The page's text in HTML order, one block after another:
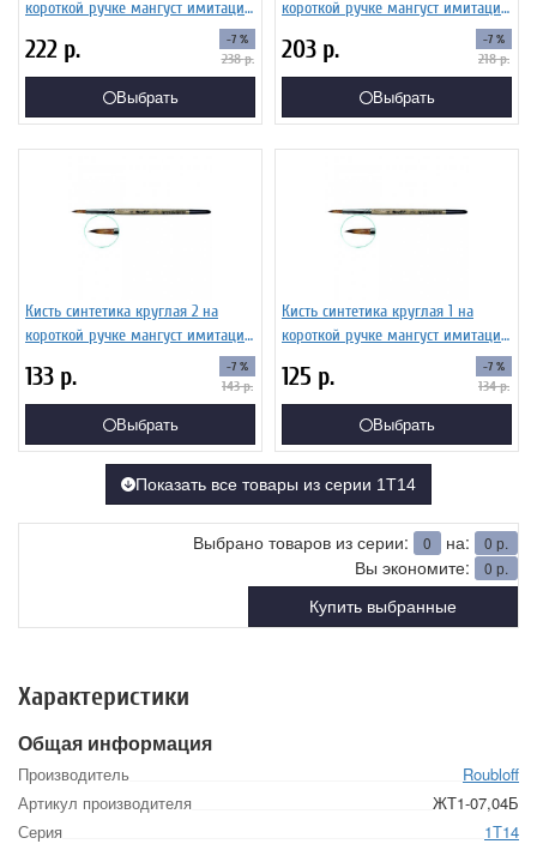
короткой ручке мангуст имитация
222 р. -7 %
238р.
Выбрать
короткой ручке мангуст имитация
203 р. -7 %
218р.
Выбрать
Кисть синтетика круглая 2 на
короткой ручке мангуст имитация
133 р. -7 %
143р.
Выбрать
Кисть синтетика круглая 1 на
короткой ручке мангуст имитация
125 р. -7 %
134р.
Выбрать
Показать все товары из серии 1Т14
Выбрано товаров из серии: 0 на: 0 р.
Вы экономите: 0 р.
Купить выбранные
Характеристики
Общая информация
Производитель
Roubloff
Артикул производителя
ЖТ1-07,04Б
Серия
1Т14